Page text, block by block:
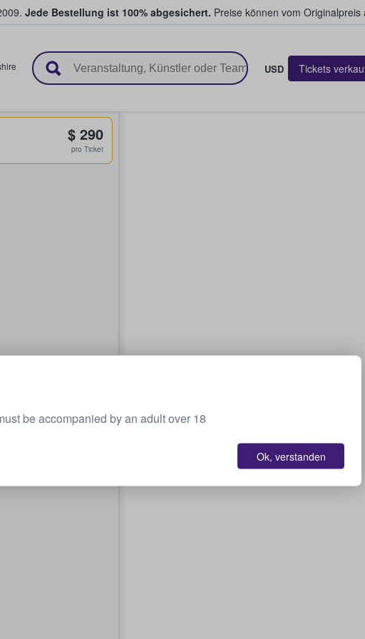
Jede Bestellung ist 100% abgesichert. Preise können vom Originalpreis
USD Tickets
$ 290
pro Ticket
be accompanied by an adult over 18
Ok, verstanden